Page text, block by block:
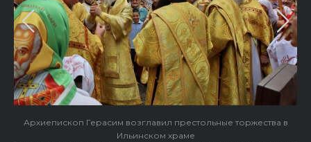
Архиепископ Герасим возглавил престольные торжества в
Ильинском храме